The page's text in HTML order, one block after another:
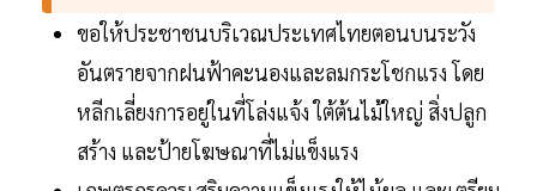
ขอให้ประชาชนบริเวณประเทศไทยตอนบนระวัง
อันตรายจากฝนฟ้าคะนองและลมกระโชกแรง โดย
หลีกเลี่ยงการอยู่ในที่โล่งแจ้ง ใต้ต้นไม้ใหญ่ สิ่งปลูก
สร้าง และป้ายโฆษณาที่ไม่แข็งแรง